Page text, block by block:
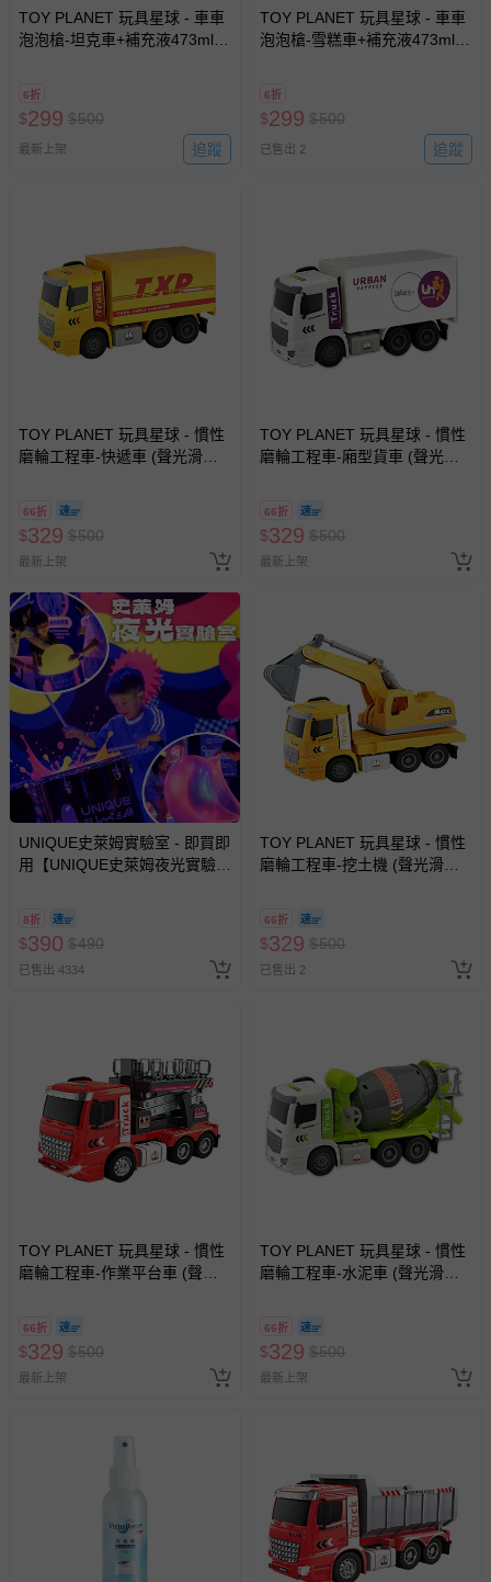
TOY PLANET 玩具星球 - 車車
泡泡槍-坦克車+補充液473ml 2
6折
$299 $500
最新上架 追蹤
TOY PLANET 玩具星球 - 車車
泡泡槍-雪糕車+補充液473ml 2
6折
$299 $500
已售出 2 追蹤
TOY PLANET 玩具星球 - 慣性
磨輪工程車-快遞車 (聲光滑行
66折
$329 $500
最新上架
TOY PLANET 玩具星球 - 慣性
磨輪工程車-廂型貨車 (聲光滑
66折
$329 $500
最新上架
UNIQUE史萊姆實驗室 - 即買即
用【UNIQUE史萊姆夜光實驗室
訂單編號兌換，逾期作廢) (大
人小孩均一價(3歲以上需購票))
8折
$390 $490
已售出 4334
TOY PLANET 玩具星球 - 慣性
磨輪工程車-挖土機 (聲光滑行
66折
$329 $500
已售出 2
TOY PLANET 玩具星球 - 慣性
磨輪工程車-作業平台車 (聲光
66折
$329 $500
最新上架
TOY PLANET 玩具星球 - 慣性
磨輪工程車-水泥車 (聲光滑行
66折
$329 $500
最新上架